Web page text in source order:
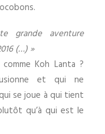
grande aventure
(…) »
Koh Lanta ?
et qui ne
se joue à qui tient
qu’à qui est le